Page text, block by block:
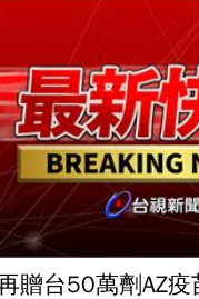
贈台50萬劑AZ疫